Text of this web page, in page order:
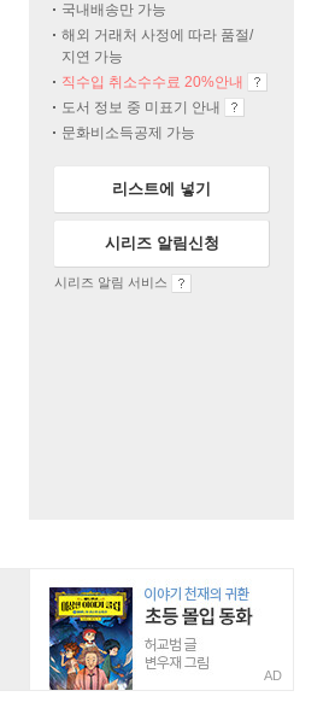
국내배송만 가능
해외 거래처 사정에 따라 품절/
지연 가능
직수입 취소수수료 20%안내
도서 정보 중 미표기 안내
문화비소득공제 가능
리스트에 넣기
시리즈 알림신청
시리즈 알림 서비스
AD